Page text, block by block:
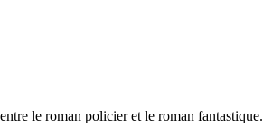
le roman policier et le roman fantastique.